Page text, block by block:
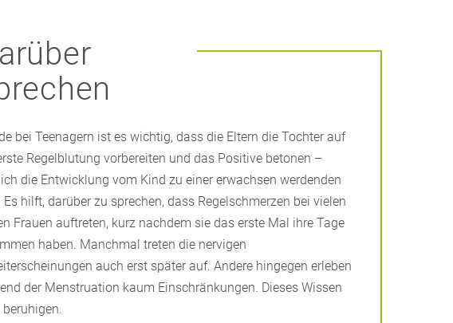
bei Teenagern ist es wichtig, dass die Eltern die Tochter auf
Regelblutung vorbereiten und das Positive betonen –
die Entwicklung vom Kind zu einer erwachsen werdenden
Es hilft, darüber zu sprechen, dass Regelschmerzen bei vielen
Frauen auftreten, kurz nachdem sie das erste Mal ihre Tage
haben. Manchmal treten die nervigen
auch erst später auf. Andere hingegen erleben
der Menstruation kaum Einschränkungen. Dieses Wissen
beruhigen.